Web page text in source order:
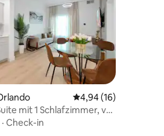
Durchschnittliche
4,94 (16)
mit 1 Schlafzimmer, voll
Küche und Poolzugang
· Check-in